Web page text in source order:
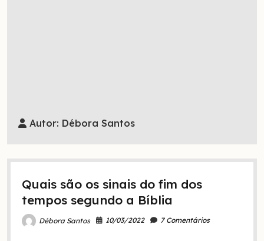
Autor: Débora Santos
Quais são os sinais do fim dos
tempos segundo a Bíblia
Débora Santos 10/03/2022 7 Comentários